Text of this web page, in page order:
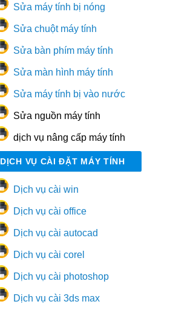
Sửa máy tính bị nóng
Sửa chuột máy tính
Sửa bàn phím máy tính
Sửa màn hình máy tính
Sửa máy tính bị vào nước
Sửa nguồn máy tính
dịch vụ nâng cấp máy tính
DỊCH VỤ CÀI ĐẶT MÁY TÍNH
Dịch vụ cài win
Dịch vụ cài office
Dịch vụ cài autocad
Dịch vụ cài corel
Dịch vụ cài photoshop
Dịch vụ cài 3ds max